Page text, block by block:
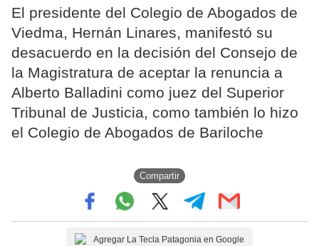
El presidente del Colegio de Abogados de
Viedma, Hernán Linares, manifestó su
desacuerdo en la decisión del Consejo de
la Magistratura de aceptar la renuncia a
Alberto Balladini como juez del Superior
Tribunal de Justicia, como también lo hizo
el Colegio de Abogados de Bariloche
Compartir
Agregar La Tecla Patagonia en Google